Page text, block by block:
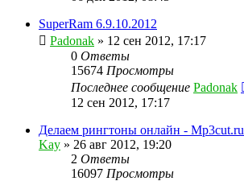
SuperRam 6.9.10.2012
Padonak » 12 сен 2012, 17:17
0 Ответы
15674 Просмотры
Последнее сообщение Padonak
12 сен 2012, 17:17
Делаем рингтоны онлайн - Mp3cut.ru
Kay » 26 авг 2012, 19:20
2 Ответы
16097 Просмотры